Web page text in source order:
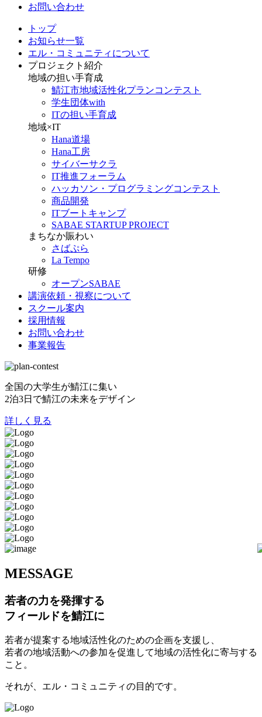
お問い合わせ
トップ
お知らせ一覧
エル・コミュニティについて
プロジェクト紹介
地域の担い手育成
鯖江市地域活性化プランコンテスト
学生団体with
ITの担い手育成
地域×IT
Hana道場
Hana工房
サイバーサクラ
IT推進フォーラム
ハッカソン・プログラミングコンテスト
商品開発
ITブートキャンプ
SABAE STARTUP PROJECT
まちなか賑わい
さばぷら
La Tempo
研修
オープンSABAE
講演依頼・視察について
スクール案内
採用情報
お問い合わせ
事業報告
全国の大学生が鯖江に集い
2泊3日で鯖江の未来をデザイン
詳しく見る
MESSAGE
若者の力を発揮する
フィールドを鯖江に
若者が提案する地域活性化のための企画を支援し、
若者の地域活動への参加を促進して地域の活性化に寄与する
こと。
それが、エル・コミュニティの目的です。